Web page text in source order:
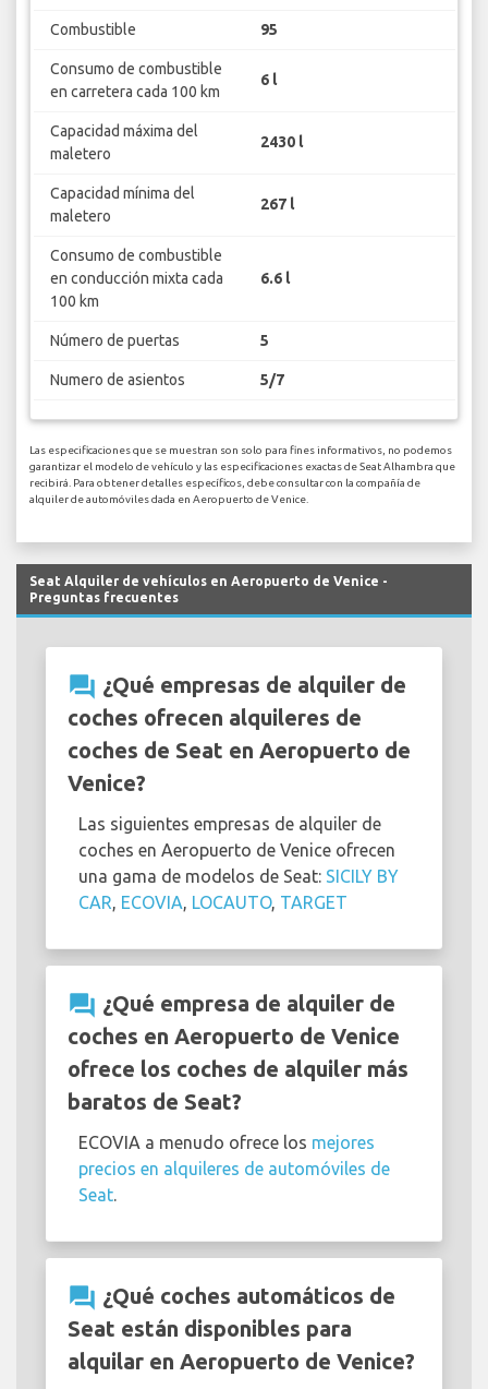
Combustible 95
Consumo de combustible
en carretera cada 100 km
6 l
Capacidad máxima del
maletero
2430 l
Capacidad mínima del
maletero
267 l
Consumo de combustible
en conducción mixta cada
100 km
6.6 l
Número de puertas 5
Numero de asientos 5/7
Las especificaciones que se muestran son solo para fines informativos, no podemos
garantizar el modelo de vehículo y las especificaciones exactas de Seat Alhambra que
recibirá. Para obtener detalles específicos, debe consultar con la compañía de
alquiler de automóviles dada en Aeropuerto de Venice.
Seat Alquiler de vehículos en Aeropuerto de Venice -
Preguntas frecuentes
question_answer ¿Qué empresas de alquiler de
coches ofrecen alquileres de
coches de Seat en Aeropuerto de
Venice?
Las siguientes empresas de alquiler de
coches en Aeropuerto de Venice ofrecen
una gama de modelos de Seat: SICILY BY
CAR, ECOVIA, LOCAUTO, TARGET
question_answer ¿Qué empresa de alquiler de
coches en Aeropuerto de Venice
ofrece los coches de alquiler más
baratos de Seat?
ECOVIA a menudo ofrece los mejores
precios en alquileres de automóviles de
Seat.
question_answer ¿Qué coches automáticos de
Seat están disponibles para
alquilar en Aeropuerto de Venice?